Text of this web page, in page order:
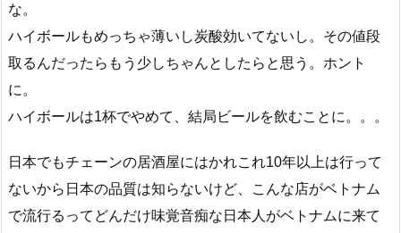
な。
ハイボールもめっちゃ薄いし炭酸効いてないし。その値段
取るんだったらもう少しちゃんとしたらと思う。ホント
に。
ハイボールは1杯でやめて、結局ビールを飲むことに。。。
日本でもチェーンの居酒屋にはかれこれ10年以上は行って
ないから日本の品質は知らないけど、こんな店がベトナム
で流行るってどんだけ味覚音痴な日本人がベトナムに来て